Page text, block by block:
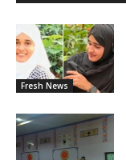
Fresh News